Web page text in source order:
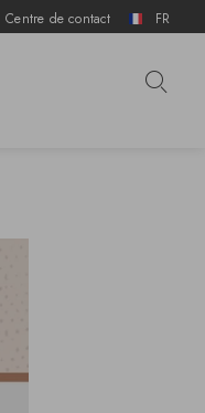
Centre de contact FR